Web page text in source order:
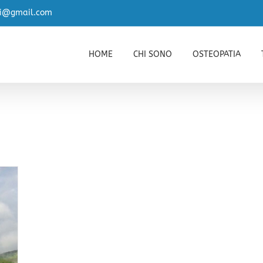
HOME CHI SONO OSTEOPATIA